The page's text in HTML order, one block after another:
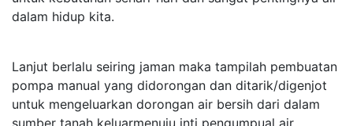
dalam hidup kita.
Lanjut berlalu seiring jaman maka tampilah pembuatan
pompa manual yang didorongan dan ditarik/digenjot
untuk mengeluarkan dorongan air bersih dari dalam
sumber tanah keluarmenuju inti pengumpual air